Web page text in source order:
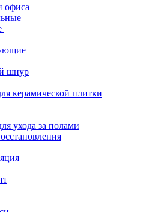
офиса
шнур
керамической плитки
ухода за полами